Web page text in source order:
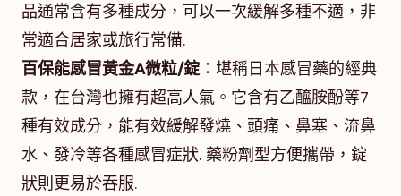
品通常含有多種成分，可以一次緩解多種不適，非
常適合居家或旅行常備.
百保能感冒黃金A微粒/錠：堪稱日本感冒藥的經典
款，在台灣也擁有超高人氣。它含有乙醯胺酚等7
種有效成分，能有效緩解發燒、頭痛、鼻塞、流鼻
水、發冷等各種感冒症狀. 藥粉劑型方便攜帶，錠
狀則更易於吞服.